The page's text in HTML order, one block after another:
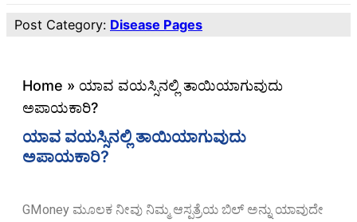
Post Category: Disease Pages
Home » ಯಾವ ವಯಸ್ಸಿನಲ್ಲಿ ತಾಯಿಯಾಗುವುದು
ಅಪಾಯಕಾರಿ?
ಯಾವ ವಯಸ್ಸಿನಲ್ಲಿ ತಾಯಿಯಾಗುವುದು
ಅಪಾಯಕಾರಿ?
GMoney ಮೂಲಕ ನೀವು ನಿಮ್ಮ ಆಸ್ಪತ್ರೆಯ ಬಿಲ್ ಅನ್ನು ಯಾವುದೇ